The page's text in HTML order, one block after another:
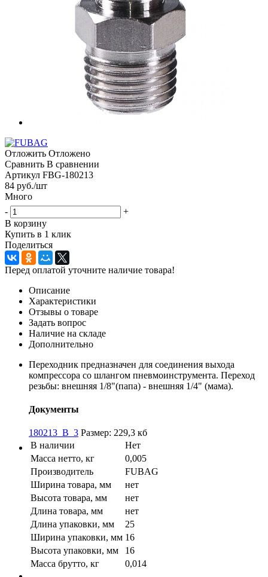
Отложить Отложено
Сравнить В сравнении
Артикул FBG-180213
84 руб./шт
Много
-
+
В корзину
Купить в 1 клик
Поделиться
Перед оплатой уточните наличие товара!
Описание
Характеристики
Отзывы о товаре
Задать вопрос
Наличие на складе
Дополнительно
Переходник предназначен для соединения выхода
компрессора со шлангом пневмоинструмента. Переход
резьбы: внешняя 1/8"(папа) - внешняя 1/4" (мама).
Документы
180213_B_3 Размер: 229,3 кб
В наличии
Нет
Масса нетто, кг
0,005
Производитель
FUBAG
Ширина товара, мм
нет
Высота товара, мм
нет
Длина товара, мм
нет
Длина упаковки, мм
25
Ширина упаковки, мм 16
Высота упаковки, мм
16
Масса брутто, кг
0,014